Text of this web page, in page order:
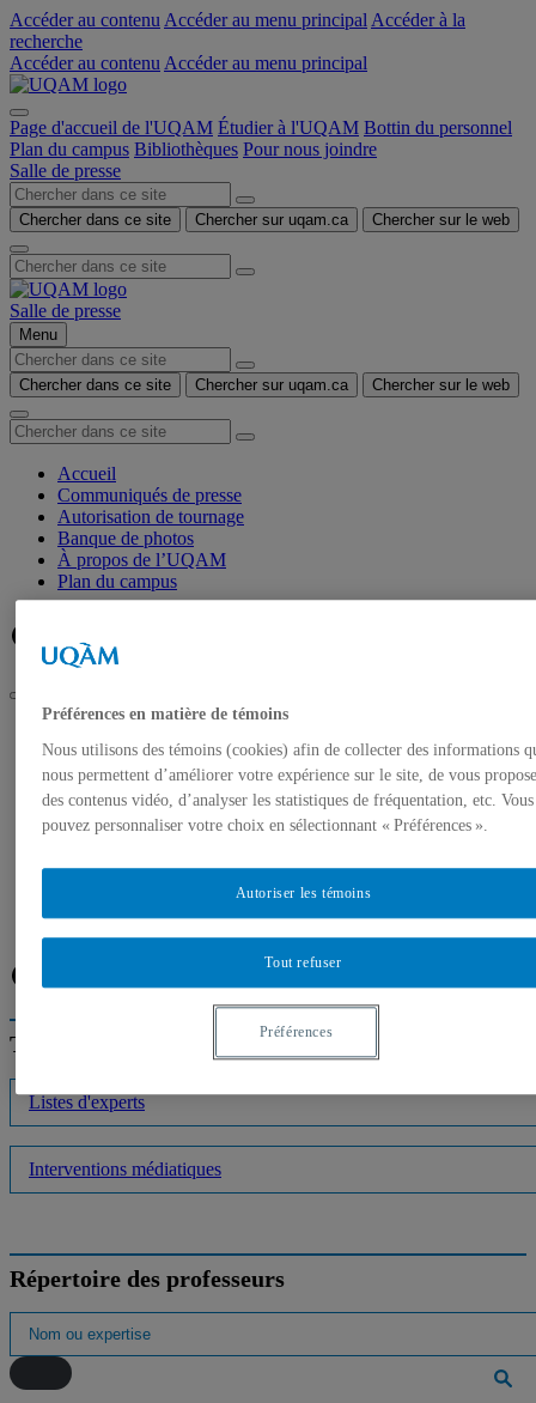
Accéder au contenu Accéder au menu principal Accéder à la
recherche
Accéder au contenu Accéder au menu principal
Page d'accueil de l'UQAM Étudier à l'UQAM Bottin du personnel
Plan du campus Bibliothèques Pour nous joindre
Salle de presse
Chercher dans ce site Chercher sur uqam.ca Chercher sur le web
Salle de presse
Menu
Chercher dans ce site Chercher sur uqam.ca Chercher sur le web
Accueil
Communiqués de presse
Autorisation de tournage
Banque de photos
À propos de l’UQAM
Plan du campus
Facebook
Twitter
Flux RSS
Salle de presse
Goldschmidt 2012 : liste d’experts de l’UQAM en géochimie
Communiqués de presse
Plan du campus
Facebook
Trouver un expert
Listes d'experts
Interventions médiatiques
Répertoire des professeurs
Préférences en matière de témoins
Nous utilisons des témoins (cookies) afin de collecter des informations
nous permettent d’améliorer votre expérience sur le site, de vous
des contenus vidéo, d’analyser les statistiques de fréquentation, etc. Vous
pouvez personnaliser votre choix en sélectionnant « Préférences ».
Tout refuser
Autoriser les témoins
Préférences